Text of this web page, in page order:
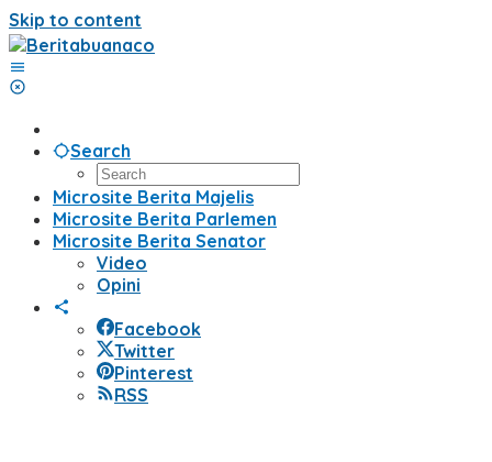
Skip to content
Search
Microsite Berita Majelis
Microsite Berita Parlemen
Microsite Berita Senator
Video
Opini
Facebook
Twitter
Pinterest
RSS